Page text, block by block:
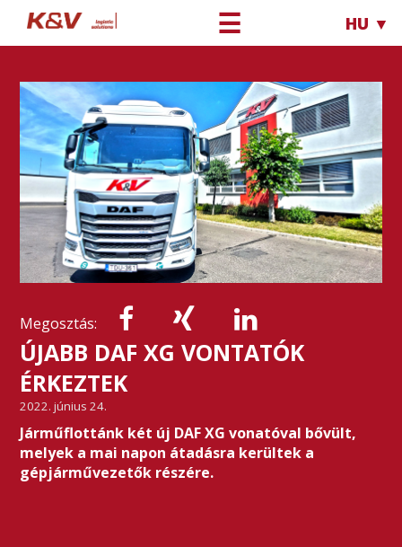
☰ HU ▼
Megosztás:
ÚJABB DAF XG VONTATÓK
ÉRKEZTEK
2022. június 24.
Járműflottánk két új DAF XG vonatóval bővült,
melyek a mai napon átadásra kerültek a
gépjárművezetők részére.